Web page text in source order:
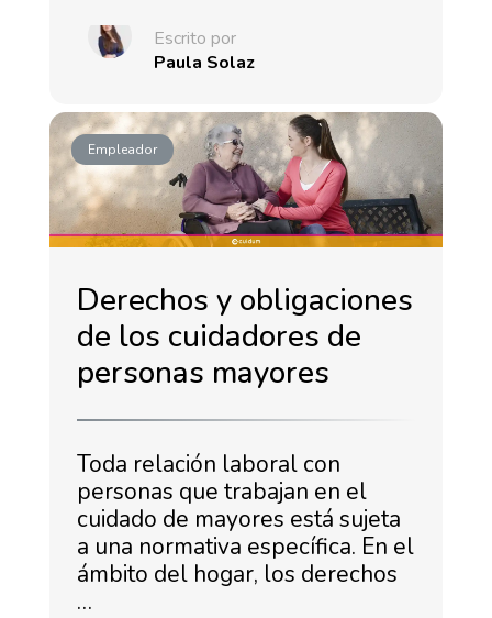
Escrito por
Paula Solaz
Empleador
Derechos y obligaciones
de los cuidadores de
personas mayores
Toda relación laboral con
personas que trabajan en el
cuidado de mayores está sujeta
a una normativa específica. En el
ámbito del hogar, los derechos
…